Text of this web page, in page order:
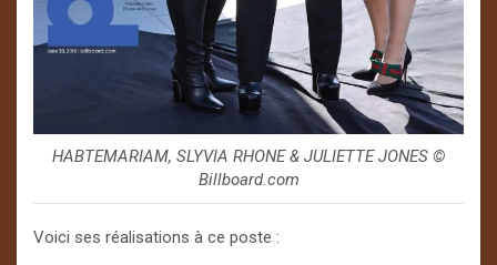
HABTEMARIAM, SLYVIA RHONE & JULIETTE JONES ©️
Billboard.com
Voici ses réalisations à ce poste :